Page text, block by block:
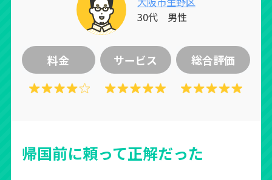
30代 男性
料金 サービス 総合評価
帰国前に頼って正解だった